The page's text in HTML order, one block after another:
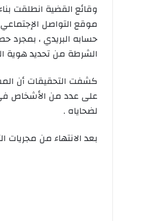
وقائع القضية
حسابه البريدي ، بمجرد
الشرطة من تحديد هوية
كشفت التحقيقات أن
لضحاياه .
بعد الانتهاء من مجريات